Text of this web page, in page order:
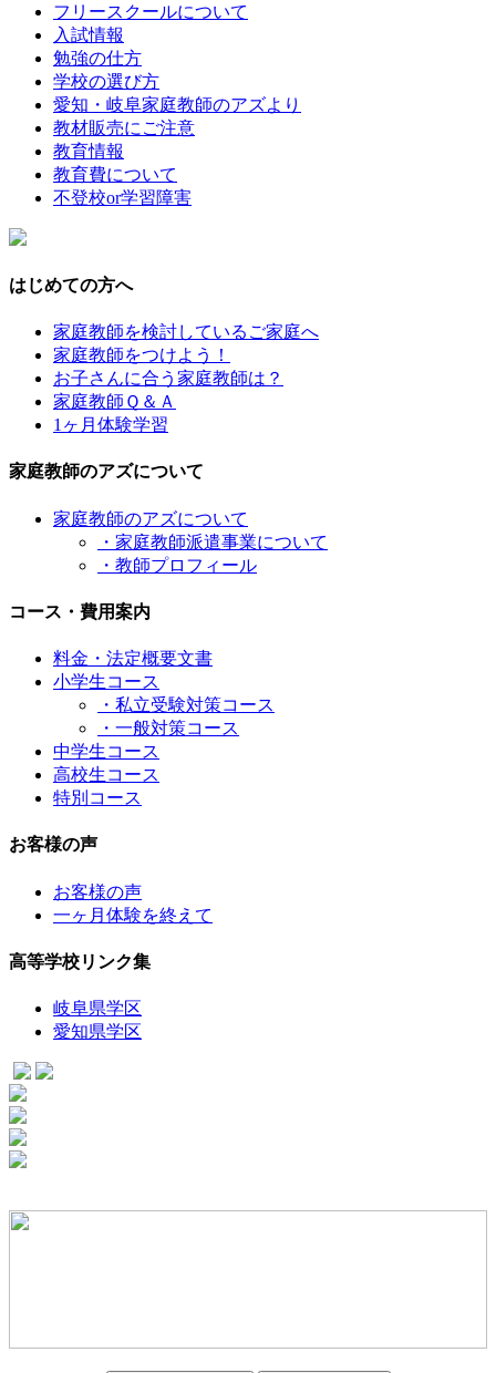
フリースクールについて
入試情報
勉強の仕方
学校の選び方
愛知・岐阜家庭教師のアズより
教材販売にご注意
教育情報
教育費について
不登校or学習障害
はじめての方へ
家庭教師を検討しているご家庭へ
家庭教師をつけよう！
お子さんに合う家庭教師は？
家庭教師Ｑ＆Ａ
1ヶ月体験学習
家庭教師のアズについて
家庭教師のアズについて
・家庭教師派遣事業について
・教師プロフィール
コース・費用案内
料金・法定概要文書
小学生コース
・私立受験対策コース
・一般対策コース
中学生コース
高校生コース
特別コース
お客様の声
お客様の声
一ヶ月体験を終えて
高等学校リンク集
岐阜県学区
愛知県学区